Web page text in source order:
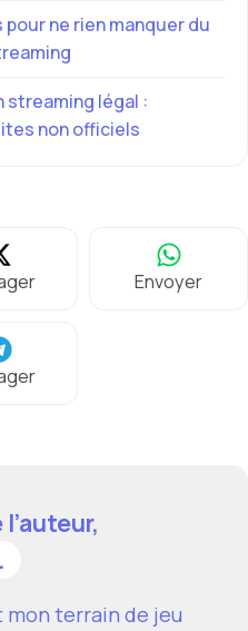
ne rien manquer du
streaming légal :
non officiels
Envoyer
mon terrain de jeu